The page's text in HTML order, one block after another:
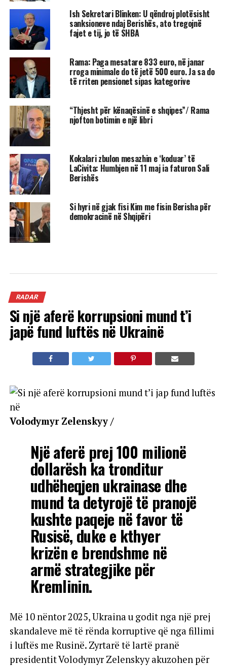
Ish Sekretari Blinken: U qëndroj plotësisht
sanksioneve ndaj Berishës, ato tregojnë
fajet e tij, jo të SHBA
Rama: Paga mesatare 833 euro, në janar
rroga minimale do të jetë 500 euro. Ja sa do
të rriten pensionet sipas kategorive
“Thjesht për kënaqësinë e shqipes”/ Rama
njofton botimin e një libri
Kokalari zbulon mesazhin e ‘koduar’ të
LaCivita: Humbjen në 11 maj ia faturon Sali
Berishës
Si hyri në gjak fisi Kim me fisin Berisha për
demokracinë në Shqipëri
RADAR
Si një aferë korrupsioni mund t’i
japë fund luftës në Ukrainë
Volodymyr Zelenskyy /
Një aferë prej 100 milionë
dollarësh ka tronditur
udhëheqjen ukrainase dhe
mund ta detyrojë të pranojë
kushte paqeje në favor të
Rusisë, duke e kthyer
krizën e brendshme në
armë strategjike për
Kremlinin.
Më 10 nëntor 2025, Ukraina u godit nga një prej
skandaleve më të rënda korruptive që nga fillimi
i luftës me Rusinë. Zyrtarë të lartë pranë
presidentit Volodymyr Zelenskyy akuzohen për